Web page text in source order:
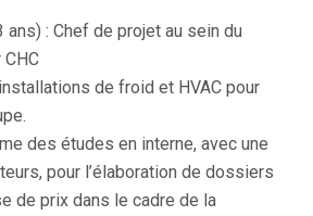
: Chef de projet au sein du
de froid et HVAC pour
des études en interne, avec une
pour l’élaboration de dossiers
de prix dans le cadre de la